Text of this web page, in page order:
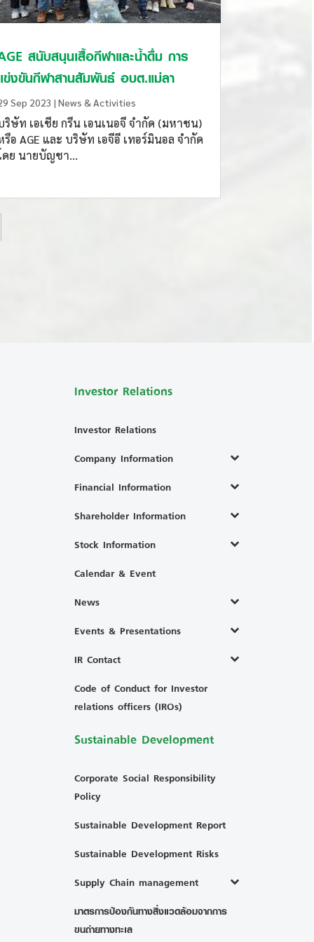
สนับสนุนเสื้อกีฬาและน้ำดื่ม การ
ข่งขันกีฬาสานสัมพันธ์ อบต.แม่ลา
Sep 2023 |News & Activities
ริษัท เอเชีย กรีน เอนเนอจี จำกัด (มหาชน)
รือ AGE และ บริษัท เอจีอี เทอร์มินอล จำกัด
ดย นายบัญชา...
Investor Relations
Investor Relations
Company Information
Financial Information
Shareholder Information
Stock Information
Calendar & Event
News
Events & Presentations
IR Contact
Code of Conduct for Investor
relations officers (IROs)
Sustainable Development
Corporate Social Responsibility
Policy
Sustainable Development Report
Sustainable Development Risks
Supply Chain management
มาตรการป้องกันทางสิ่งแวดล้อมจากการ
ขนถ่ายทางทะเล